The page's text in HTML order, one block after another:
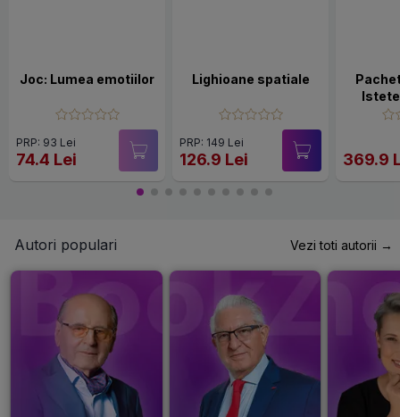
Joc: Lumea emotiilor
PRP: 93 Lei
74.4 Lei
Lighioane spatiale
PRP: 149 Lei
126.9 Lei
carte
369.9
Autori populari Vezi toti autorii →